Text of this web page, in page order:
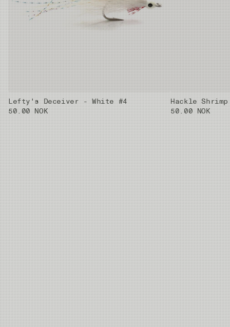
Lefty's Deceiver - White #4
50.00 NOK
Hackle
50.00 NOK